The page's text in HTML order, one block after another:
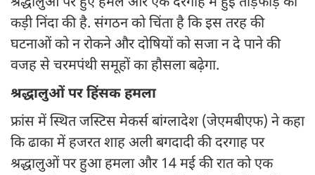
कड़ी निंदा की है. संगठन को चिंता है कि इस तरह की
घटनाओं को न रोकने और दोषियों को सजा न दे पाने की
वजह से चरमपंथी समूहों का हौसला बढ़ेगा.
श्रद्धालुओं पर हिंसक हमला
फ्रांस में स्थित जस्टिस मेकर्स बांग्लादेश (जेएमबीएफ) ने कहा
कि ढाका में हजरत शाह अली बगदादी की दरगाह पर
श्रद्धालुओं पर हुआ हमला और 14 मई की रात को एक